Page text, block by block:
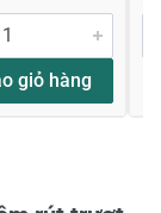
giỏ hàng